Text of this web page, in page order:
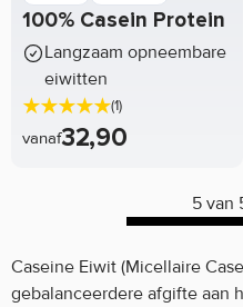
100% Casein Protein
Langzaam opneembare
eiwitten
(1)
vanaf32,90
5 van
Caseine Eiwit (Micellaire
gebalanceerdere afgifte aan